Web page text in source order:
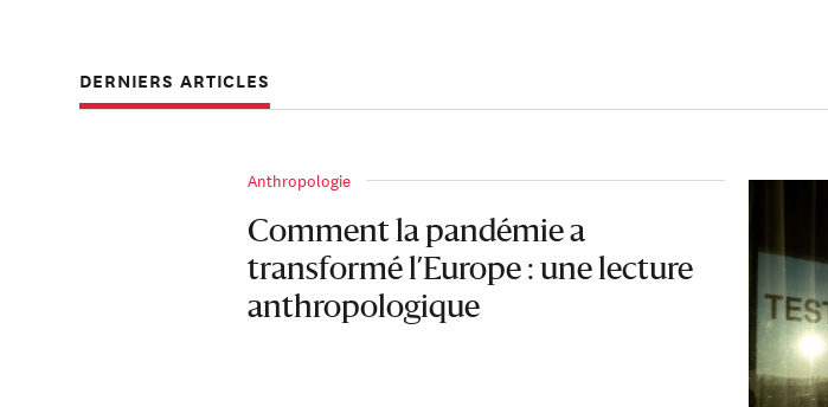
DERNIERS ARTICLES
Anthropologie
Comment la pandémie a
transformé l’Europe : une lecture
anthropologique